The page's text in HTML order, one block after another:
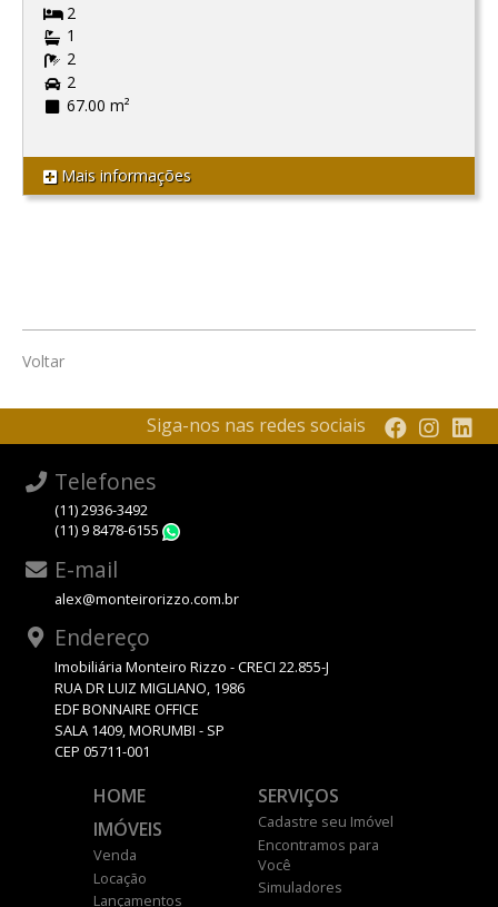
2
1
2
2
67.00 m²
Mais informações
Voltar
Siga-nos nas redes sociais
Telefones
(11) 2936-3492
(11) 9 8478-6155
E-mail
alex@monteirorizzo.com.br
Endereço
Imobiliária Monteiro Rizzo - CRECI 22.855-J
RUA DR LUIZ MIGLIANO, 1986
EDF BONNAIRE OFFICE
SALA 1409, MORUMBI - SP
CEP 05711-001
HOME
IMÓVEIS
Venda
Locação
Lançamentos
SERVIÇOS
Cadastre seu Imóvel
Encontramos para
Você
Simuladores